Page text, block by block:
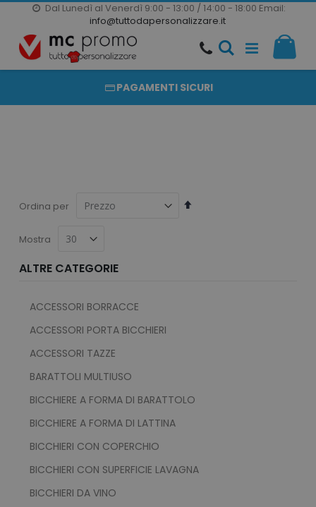
Dal Lunedì al Venerdì 9:00 - 13:00 / 14:00 - 18:00 Email:
info@tuttodapersonalizzare.it
Salta
al
contenuto
20000 PRODOTTI
PRODOTTI COMPLETAMENTE PERSONALIZZABILI
PAGAMENTI SICURI
Ordina per
Mostra
ALTRE CATEGORIE
ACCESSORI BORRACCE
ACCESSORI PORTA BICCHIERI
ACCESSORI TAZZE
BARATTOLI MULTIUSO
BICCHIERE A FORMA DI BARATTOLO
BICCHIERE A FORMA DI LATTINA
BICCHIERI CON COPERCHIO
BICCHIERI CON SUPERFICIE LAVAGNA
BICCHIERI DA VINO